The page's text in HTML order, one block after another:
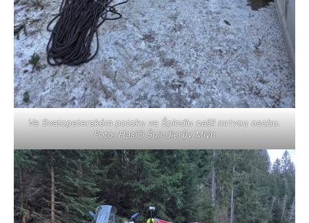
Ve Svatopeterském potoku ve Špindlu našli mrtvou osobu.
Foto: Hasiči Špindlerův Mlýn